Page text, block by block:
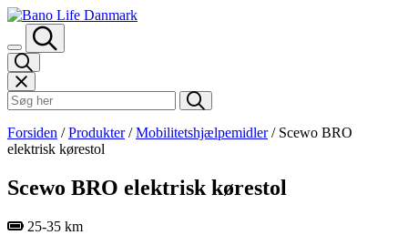
Spring til indhold
Søk i Bano Life
Forsiden /Produkter/Mobilitetshjælpemidler/ Scewo BRO
elektrisk kørestol
Scewo BRO elektrisk kørestol
25-35 km